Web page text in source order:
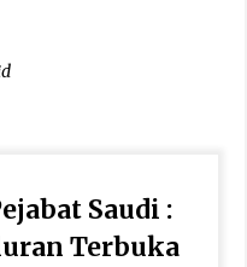
Saudi :
Terbuka